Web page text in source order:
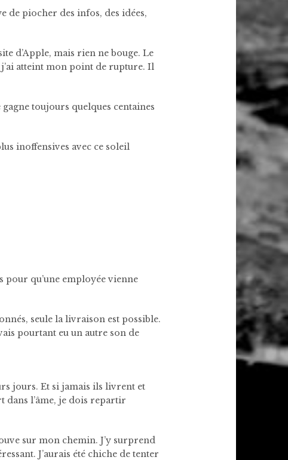
de piocher des infos, des idées,
d’Apple, mais rien ne bouge. Le
j’ai atteint mon point de rupture. Il
toujours quelques centaines
inoffensives avec ce soleil
pour qu’une employée vienne
seule la livraison est possible.
pourtant eu un autre son de
jours. Et si jamais ils livrent et
dans l’âme, je dois repartir
sur mon chemin. J’y surprend
J’aurais été chiche de tenter